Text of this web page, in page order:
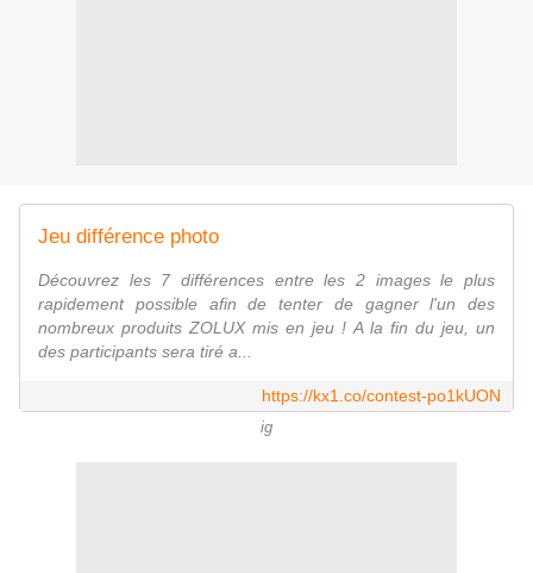
Jeu différence photo
Découvrez les 7 différences entre les 2 images le plus
rapidement possible afin de tenter de gagner l'un des
nombreux produits ZOLUX mis en jeu ! A la fin du jeu, un
des participants sera tiré a...
https://kx1.co/contest-po1kUON
ig